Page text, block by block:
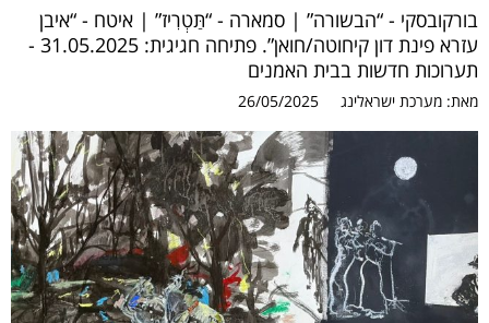
בורקובסקי - “הבשורה” | סמארה - “תַּטְרִיז” | איטח - “איבן
עזרא פינת דון קיחוטה/חואן”. פתיחה חגיגית: 31.05.2025 -
תערוכות חדשות בבית האמנים
מאת: מערכת ישראלינג 26/05/2025